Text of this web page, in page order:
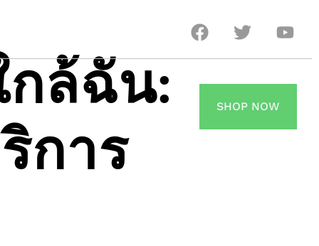
SHOP NOW
กล้ฉัน:
การ